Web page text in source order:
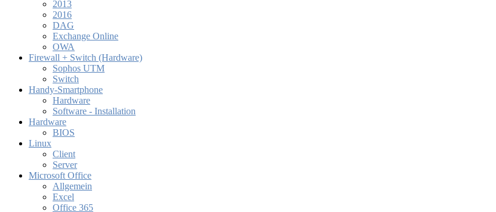
2013
2016
DAG
Exchange Online
OWA
Firewall + Switch (Hardware)
Sophos UTM
Switch
Handy-Smartphone
Hardware
Software - Installation
Hardware
BIOS
Linux
Client
Server
Microsoft Office
Allgemein
Excel
Office 365